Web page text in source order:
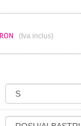
RON (tva inclus)